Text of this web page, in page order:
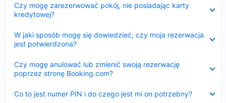
Czy mogę zarezerwować pokój, nie posiadając karty
kredytowej?
W jaki sposób mogę się dowiedzieć, czy moja rezerwacja
jest potwierdzona?
Czy mogę anulować lub zmienić swoją rezerwację
poprzez stronę Booking.com?
Co to jest numer PIN i do czego jest mi on potrzebny?